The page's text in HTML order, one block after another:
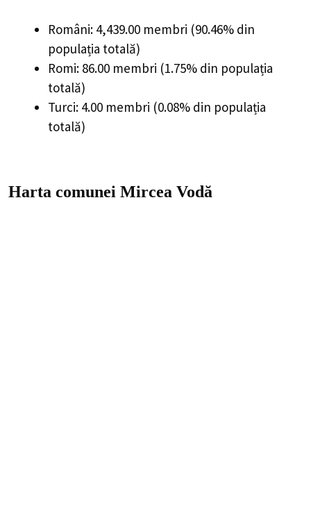
Români: 4,439.00 membri (90.46% din
populația totală)
Romi: 86.00 membri (1.75% din populația
totală)
Turci: 4.00 membri (0.08% din populația
totală)
Harta comunei Mircea Vodă